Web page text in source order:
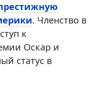
. Членство в
к
Оскар и
статус в